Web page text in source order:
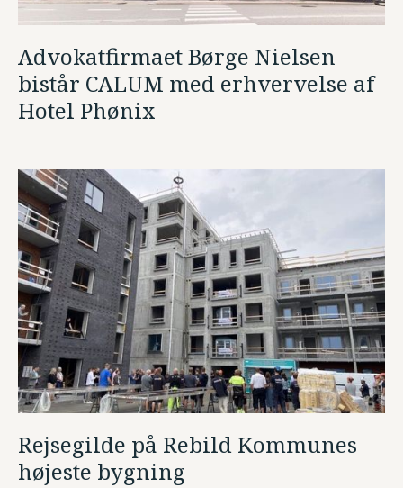
Advokatfirmaet Børge Nielsen
bistår CALUM med erhvervelse af
Hotel Phønix
Rejsegilde på Rebild Kommunes
højeste bygning